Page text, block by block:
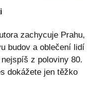
zachycuje Prahu,
budov a oblečení lidí
z poloviny 80.
dokážete jen těžko